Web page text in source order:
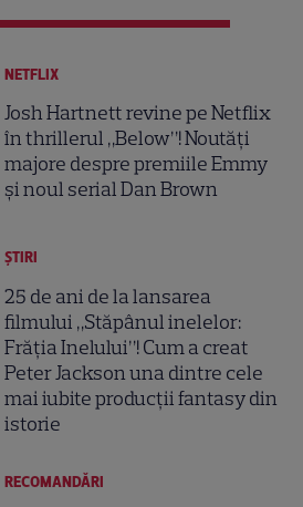
NETFLIX
Josh Hartnett revine pe Netflix
în thrillerul „Below”! Noutăți
majore despre premiile Emmy
și noul serial Dan Brown
ȘTIRI
25 de ani de la lansarea
filmului „Stăpânul inelelor:
Frăția Inelului”! Cum a creat
Peter Jackson una dintre cele
mai iubite producții fantasy din
istorie
RECOMANDĂRI